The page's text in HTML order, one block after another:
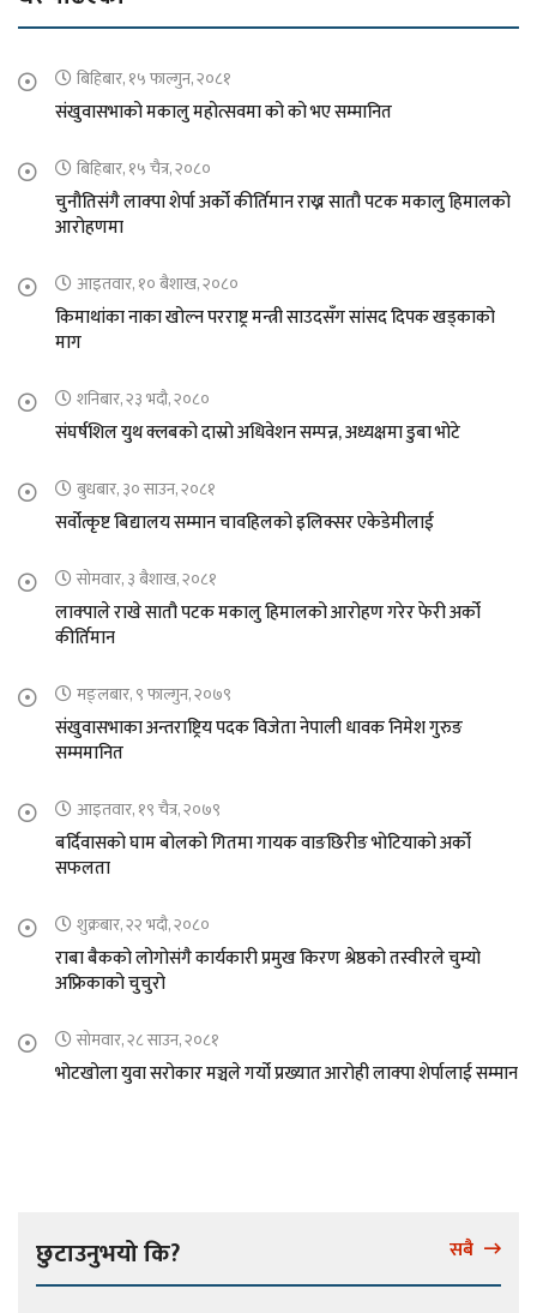
बिहिबार, १५ फाल्गुन, २०८१
संखुवासभाको मकालु महोत्सवमा को को भए सम्मानित
बिहिबार, १५ चैत्र, २०८०
चुनौतिसंगै लाक्पा शेर्पा अर्को कीर्तिमान राख्न सातौ पटक मकालु हिमालको
आरोहणमा
आइतवार, १० बैशाख, २०८०
किमाथांका नाका खोल्न परराष्ट्र मन्त्री साउदसँग सांसद दिपक खड्काको
माग
शनिबार, २३ भदौ, २०८०
संघर्षशिल युथ क्लबको दास्रो अधिवेशन सम्पन्न, अध्यक्षमा डुबा भोटे
बुधबार, ३० साउन, २०८१
सर्वोत्कृष्ट बिद्यालय सम्मान चावहिलको इलिक्सर एकेडेमीलाई
सोमवार, ३ बैशाख, २०८१
लाक्पाले राखे सातौ पटक मकालु हिमालको आरोहण गरेर फेरी अर्को
कीर्तिमान
मङ्लबार, ९ फाल्गुन, २०७९
संखुवासभाका अन्तराष्ट्रिय पदक विजेता नेपाली धावक निमेश गुरुङ
सम्ममानित
आइतवार, १९ चैत्र, २०७९
बर्दिवासको घाम बोलको गितमा गायक वाङछिरीङ भोटियाको अर्को
सफलता
शुक्रबार, २२ भदौ, २०८०
राबा बैकको लोगोसंगै कार्यकारी प्रमुख किरण श्रेष्ठको तस्वीरले चुम्यो
अफ्रिकाको चुचुरो
सोमवार, २८ साउन, २०८१
भोटखोला युवा सरोकार मञ्चले गर्यो प्रख्यात आरोही लाक्पा शेर्पालाई सम्मान
छुटाउनुभयो कि? सबै